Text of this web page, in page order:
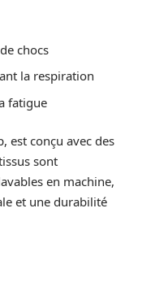
chocs
la respiration
fatigue
est conçu avec des
sont
en machine,
et une durabilité